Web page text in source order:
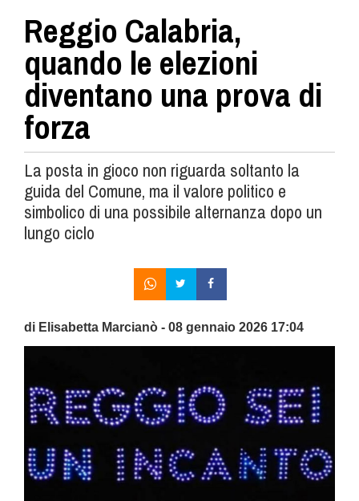
Reggio Calabria,
quando le elezioni
diventano una prova di
forza
La posta in gioco non riguarda soltanto la
guida del Comune, ma il valore politico e
simbolico di una possibile alternanza dopo un
lungo ciclo
di Elisabetta Marcianò - 08 gennaio 2026 17:04